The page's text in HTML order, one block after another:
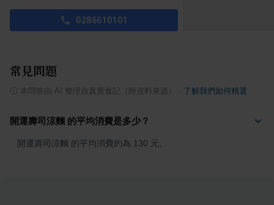
0286610101
常見問題
本問答由 AI 整理自真實食記（附資料來源） 了解我們如何精選
開運壽司涼麵 的平均消費是多少？
開運壽司涼麵 的平均消費約為 130 元。